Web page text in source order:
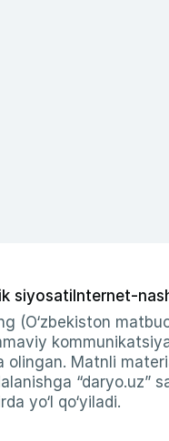
siyosati Internet-
(O‘zbekiston
olingan. Matnli
“daryo.uz”
yo‘l qo‘yiladi.